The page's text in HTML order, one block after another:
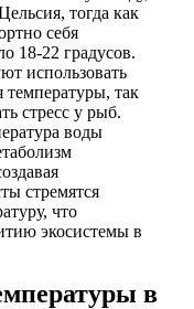
тогда как
себя
18-22 градусов.
использовать
температуры, так
стресс у рыб.
воды
стремятся
что
экосистемы в
в